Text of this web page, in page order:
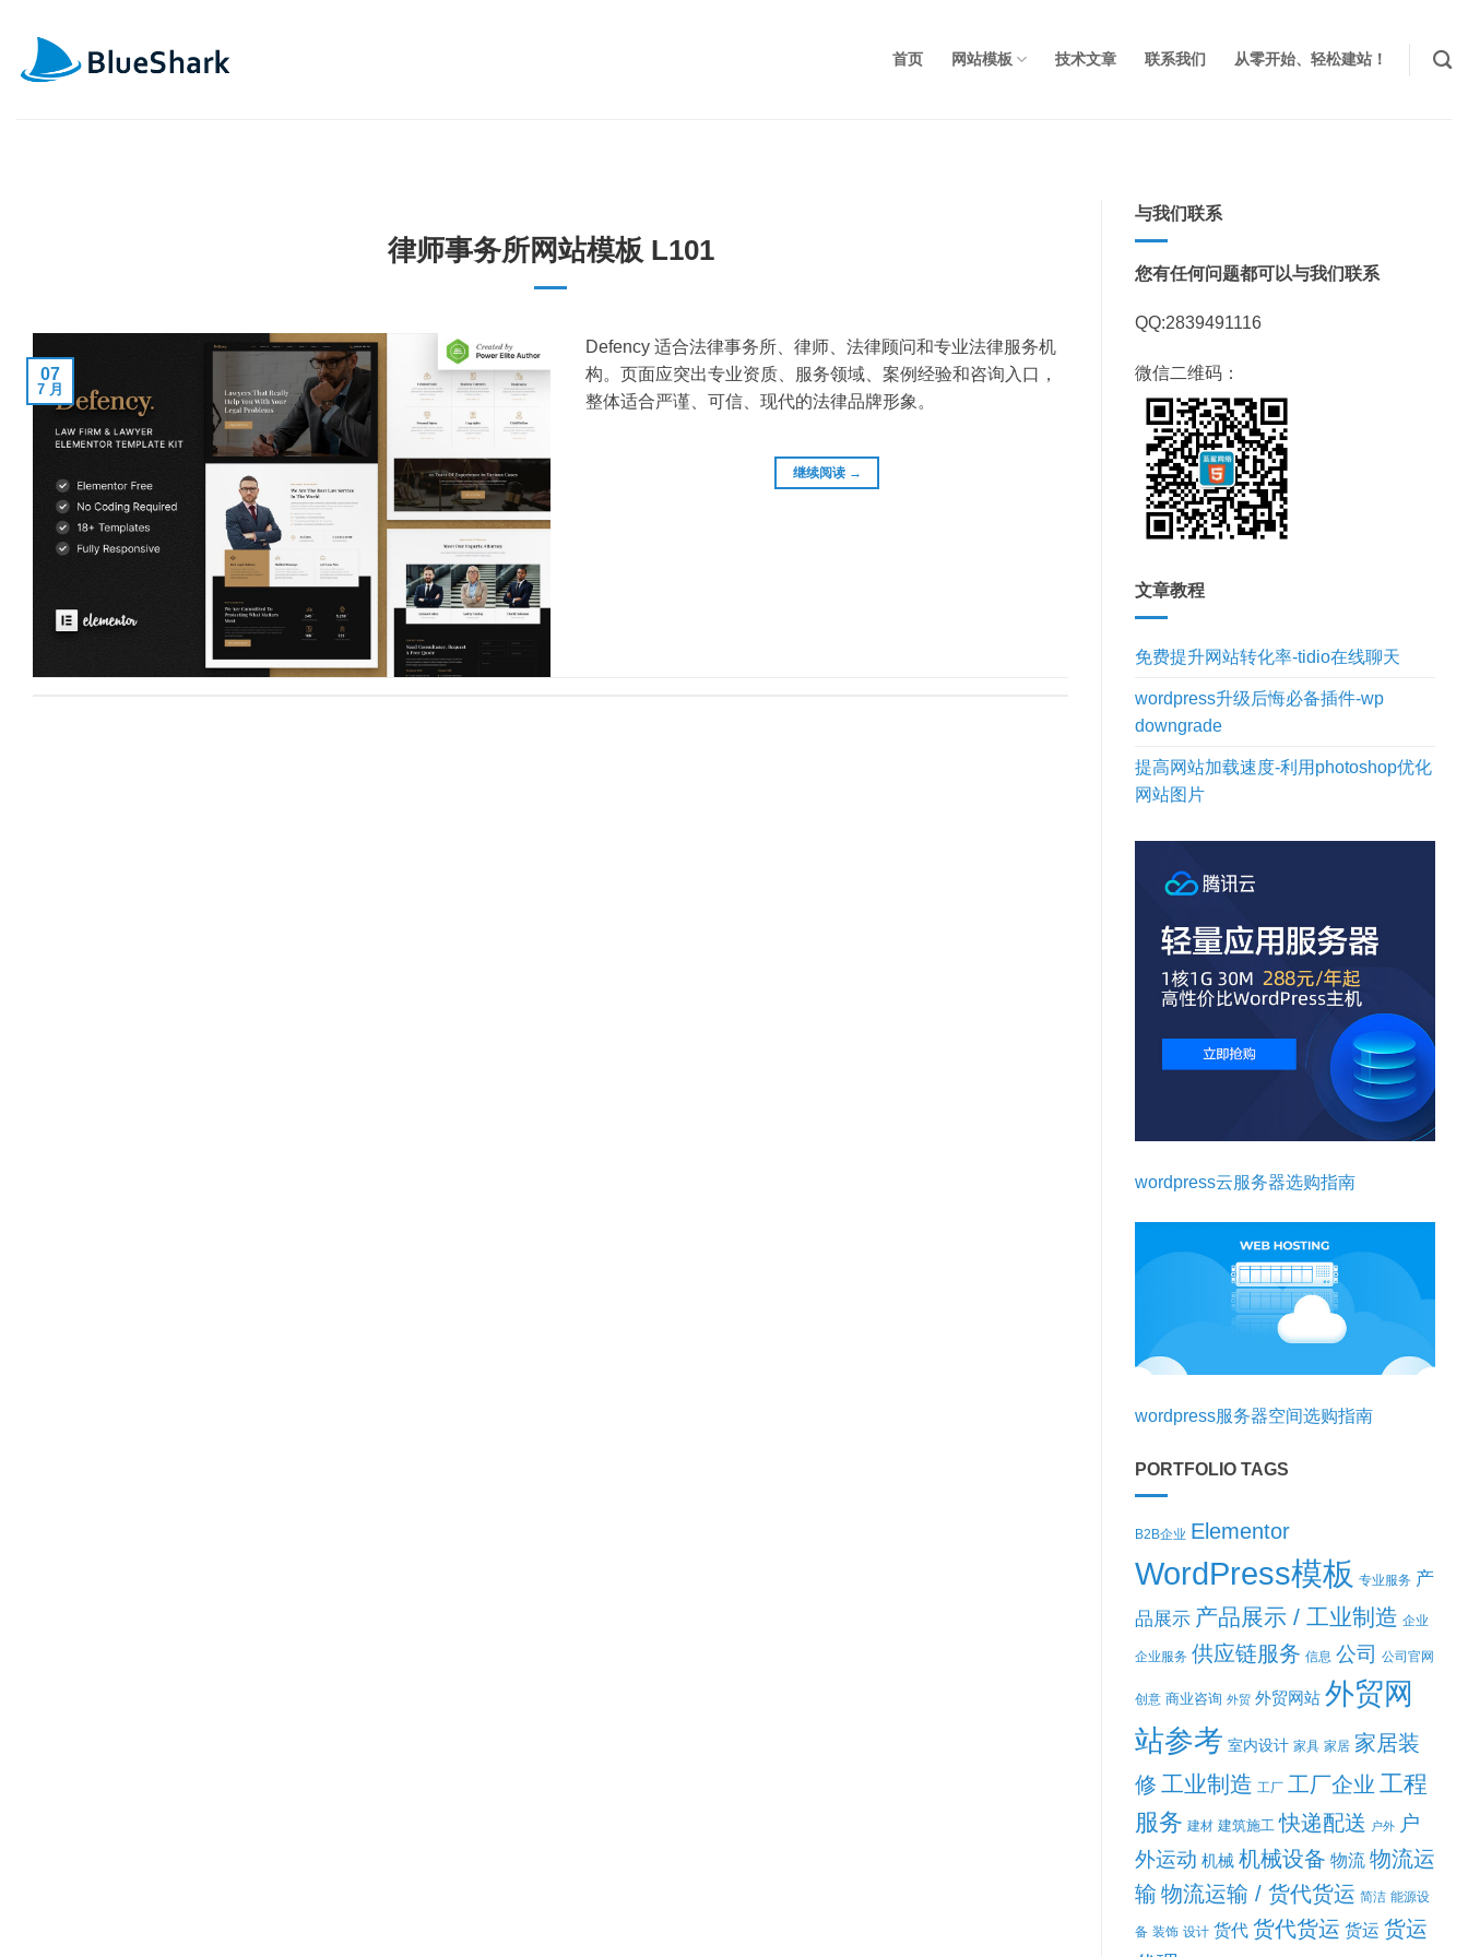
首页 网站模板 技术文章 联系我们 从零开始、轻松建站！
律师事务所网站模板 L101
07
7 月
Defency 适合法律事务所、律师、法律顾问和专业法律服务机
构。页面应突出专业资质、服务领域、案例经验和咨询入口，
整体适合严谨、可信、现代的法律品牌形象。
继续阅读 →
与我们联系
您有任何问题都可以与我们联系
QQ:2839491116
微信二维码：
文章教程
免费提升网站转化率-tidio在线聊天
wordpress升级后悔必备插件-wp
downgrade
提高网站加载速度-利用photoshop优化
网站图片
wordpress云服务器选购指南
wordpress服务器空间选购指南
PORTFOLIO TAGS
B2B企业 Elementor
WordPress模板 专业服务 产
品展示 产品展示 / 工业制造 企业
企业服务 供应链服务 信息 公司 公司官网
创意 商业咨询 外贸 外贸网站 外贸网
站参考 室内设计 家具 家居 家居装
修 工业制造 工厂 工厂企业 工程
服务 建材 建筑施工 快递配送 户外
户
外运动 机械 机械设备 物流 物流运
输 物流运输 / 货代货运 简洁 能源设
备 装饰 设计 货代 货代货运 货运 货运